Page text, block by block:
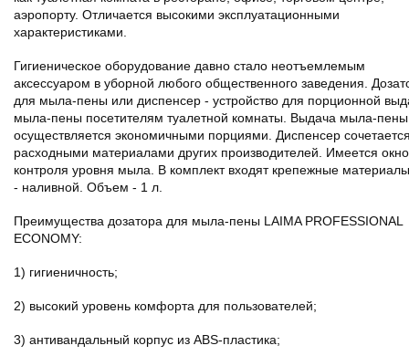
аэропорту. Отличается высокими эксплуатационными
характеристиками.
Гигиеническое оборудование давно стало неотъемлемым
аксессуаром в уборной любого общественного заведения.
для мыла-пены или диспенсер - устройство для порционной
мыла-пены посетителям туалетной комнаты. Выдача мыла-пены
осуществляется экономичными порциями. Диспенсер
расходными материалами других производителей. Имеется
контроля уровня мыла. В комплект входят крепежные
- наливной. Объем - 1 л.
Преимущества дозатора для мыла-пены LAIMA PROFESSIONAL
ECONOMY:
1) гигиеничность;
2) высокий уровень комфорта для пользователей;
3) антивандальный корпус из ABS-пластика;